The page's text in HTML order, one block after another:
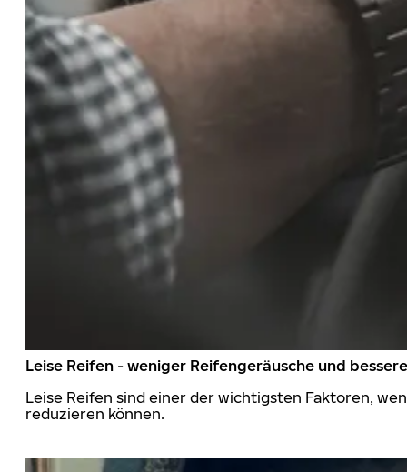
Leise Reifen - weniger Reifengeräusche und
Leise Reifen sind einer der wichtigsten Faktoren,
reduzieren können.